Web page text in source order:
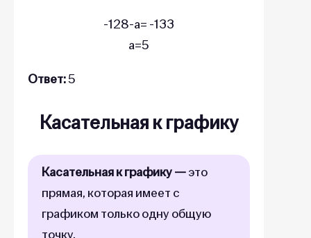
-128-a= -133
a=5
Ответ:5
Касательная к графику
Касательная к графику —это
прямая, которая имеет с
графиком только одну общую
точку.